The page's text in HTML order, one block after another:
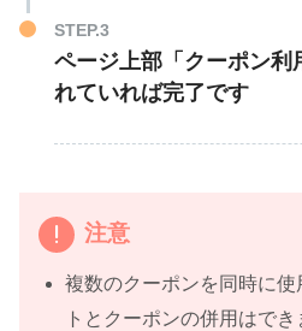
STEP.3
ページ上部「クーポン利
れていれば完了です
注意
複数のクーポンを同時に使
トとクーポンの併用 はでき